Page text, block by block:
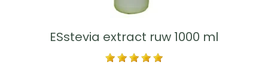
ESstevia extract ruw 1000 ml